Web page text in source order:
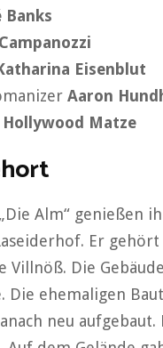
Banks
Eisenblut
Aaron
Hollywood Matze
Alm“ genießen
Er
Villnöß. Die
Die ehemaligen
neu